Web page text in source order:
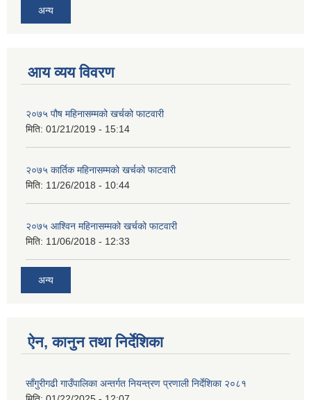
अन्य
आय व्यय विवरण
२०७५ पौष महिनासम्मको खर्चको फाटवारी
मिति: 01/21/2019 - 15:14
२०७५ कार्तिक महिनासम्मको खर्चको फाटवारी
मिति: 11/26/2018 - 10:44
२०७५ आश्विन महिनासम्मको खर्चको फाटवारी
मिति: 11/06/2018 - 12:33
अन्य
ऐन, कानुन तथा निर्देशिका
साँगुरीगढी गाउँपालिका अन्तर्गत नियन्त्रण प्रणाली निर्देशिका २०८१